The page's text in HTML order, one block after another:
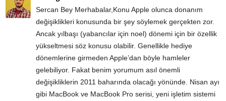
Sercan Bey Merhabalar,Konu Apple olunca donanım
değişiklikleri konusunda bir şey söylemek gerçekten zor.
Ancak yılbaşı (yabancılar için noel) dönemi için bir özellik
yükseltmesi söz konusu olabilir. Genellikle hediye
dönemlerine girmeden Apple’dan böyle hamleler
gelebiliyor. Fakat benim yorumum asıl önemli
değişikliklerin 2011 baharında olacağı yönünde. Nisan ayı
gibi MacBook ve MacBook Pro serisi, yeni işletim sistemi